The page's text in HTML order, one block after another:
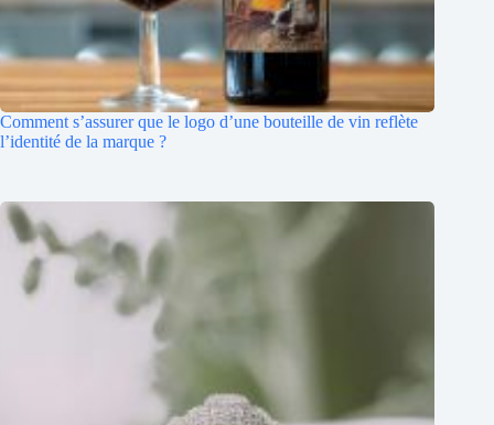
Comment s’assurer que le logo d’une bouteille de vin reflète
l’identité de la marque ?